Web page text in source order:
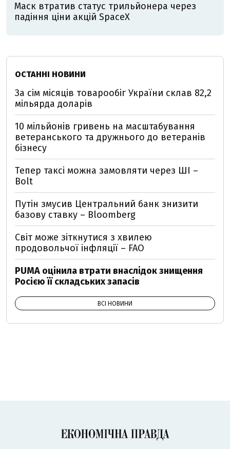
Маск втратив статус трильйонера через
падіння ціни акцій SpaceX
ОСТАННІ НОВИНИ
За сім місяців товарообіг України склав 82,2
мільярда доларів
10 мільйонів гривень на масштабування
ветеранського та дружнього до ветеранів
бізнесу
Тепер таксі можна замовляти через ШІ –
Bolt
Путін змусив Центральний банк знизити
базову ставку – Bloomberg
Світ може зіткнутися з хвилею
продовольчої інфляції – FAO
PUMA оцінила втрати внаслідок знищення
Росією її складських запасів
ВСІ НОВИНИ